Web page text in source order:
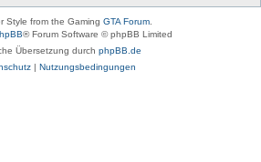
Style from the Gaming GTA Forum
® Forum Software © phpBB Limited
Übersetzung durch phpBB.de
| Nutzungsbedingungen